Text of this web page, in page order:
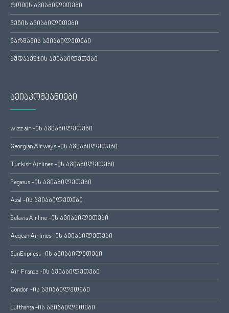
რომის ავიაბილეთები
ვენის ავიაბილეთები
ვარშავის ავიაბილეთები
ბუდაპეშტის ავიაბილეთები
ავიაკომპანიები
wizz air -ის ავიაბილეთები
Georgian Airways -ის ავიაბილეთები
Turkish Airlines -ის ავიაბილეთები
Pegasus -ის ავიაბილეთები
Azal -ის ავიაბილეთები
Belavia Airline -ის ავიაბილეთები
Aegean Airlines -ის ავიაბილეთები
SunExpress -ის ავიაბილეთები
Air France -ის ავიაბილეთები
Condor -ის ავიაბილეთები
Lufthansa -ის ავიაბილეთები